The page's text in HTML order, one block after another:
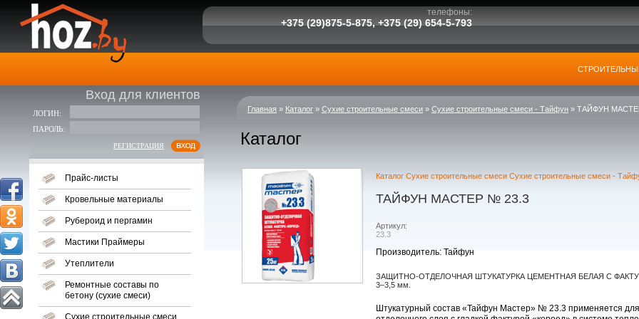
телефоны:
+375 (29)875-5-875, +375 (29) 654-5-793
Вход для клиентов
ЛОГИН:
ПАРОЛЬ:
РЕГИСТРАЦИЯ
Прайс-листы
Кровельные материалы
Рубероид и пергамин
Мастики Праймеры
Утеплители
Ремонтные составы по
бетону (сухие смеси)
Сухие строительные смеси
Главная » Каталог » Сухие строительные смеси » Сухие строительные смеси - Тайфун » ТАЙФУН
Каталог
Каталог Сухие строительные смеси Сухие строительные смеси -
ТАЙФУН МАСТЕР № 23.3
Артикул:
23.3
Производитель: Тайфун
ЗАЩИТНО-ОТДЕЛОЧНАЯ ШТУКАТУРКА ЦЕМЕНТНАЯ БЕЛАЯ С
3–3,5 мм.
Штукатурный состав «Тайфун Мастер» № 23.3 применяется